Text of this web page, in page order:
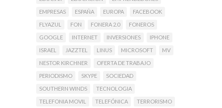
EMPRESAS
ESPAÑA EUROPA
FACEBOOK
FLYAZUL
FON FONERA 2.0
FONEROS
GOOGLE
INTERNET INVERSIONES
IPHONE
ISRAEL
JAZZTEL LINUS MICROSOFT
MV
NESTOR KIRCHNER
OFERTA DE TRABAJO
PERIODISMO
SKYPE
SOCIEDAD
SOUTHERN WINDS
TECNOLOGIA
TELEFONIA MOVIL
TELEFÓNICA
TERRORISMO